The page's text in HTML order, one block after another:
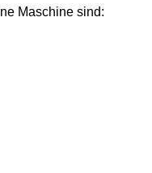
Maschine sind: